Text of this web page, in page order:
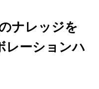
ナレッジを
レーションハ